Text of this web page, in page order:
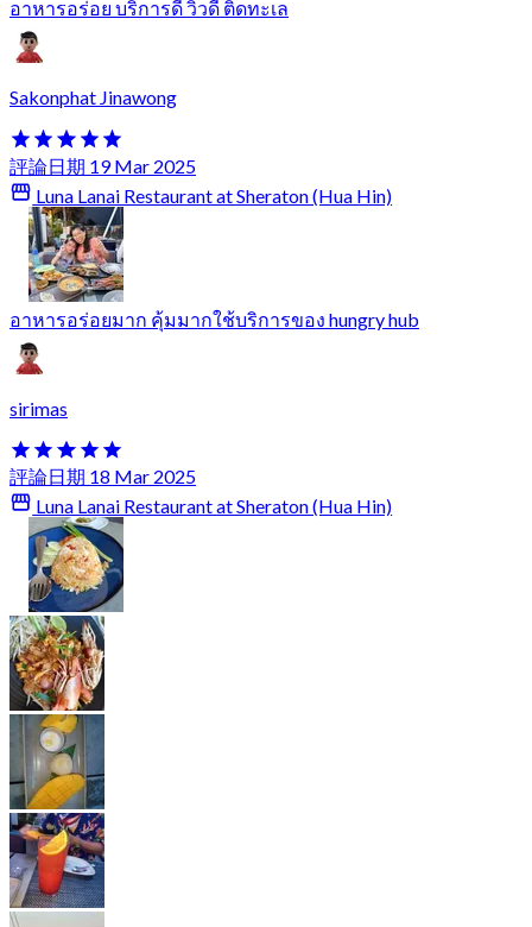
อาหารอร่อย บริการดี วิวดี ติดทะเล
Sakonphat Jinawong
評論日期 19 Mar 2025
Luna Lanai Restaurant at Sheraton (Hua Hin)
อาหารอร่อยมาก คุ้มมากใช้บริการของ hungry hub
sirimas
評論日期 18 Mar 2025
Luna Lanai Restaurant at Sheraton (Hua Hin)